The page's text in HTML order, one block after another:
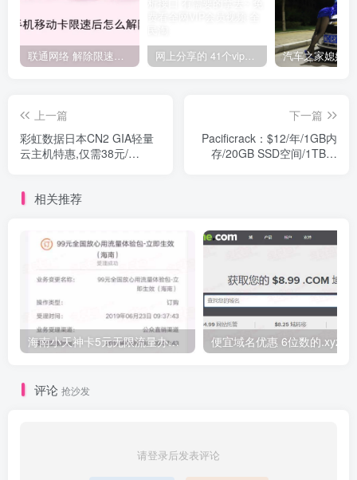
联通网络 解除限速方法参考！畅享、畅玩、老白干等及其它地区自测了 网上分享的 41个vip解析接口 有需要的拿去~ 免费看全网VIP会员视频
上一篇
彩虹数据日本CN2 GIA轻量
云主机特惠,仅需38元/
下一篇
Pacificrack：$12/年/1GB内
存/20GB SSD空间/1TB流
相关推荐
海南小天神卡5元无限流量办理的方法，5元流量不限量自行车来了
评论 抢沙发
请登录后发表评论